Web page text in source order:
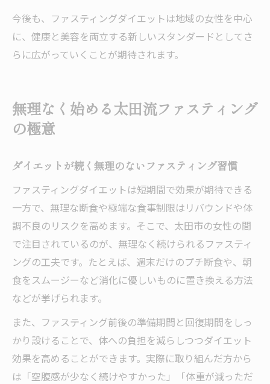
今後も、ファスティングダイエットは地域の女性を中心
に、健康と美容を両立する新しいスタンダードとしてさ
らに広がっていくことが期待されます。
無理なく始める太田流ファスティング
の極意
ダイエットが続く無理のないファスティング習慣
ファスティングダイエットは短期間で効果が期待できる
一方で、無理な断食や極端な食事制限はリバウンドや体
調不良のリスクを高めます。そこで、太田市の女性の間
で注目されているのが、無理なく続けられるファスティ
ングの工夫です。たとえば、週末だけのプチ断食や、朝
食をスムージーなど消化に優しいものに置き換える方法
などが挙げられます。
また、ファスティング前後の準備期間と回復期間をしっ
かり設けることで、体への負担を減らしつつダイエット
効果を高めることができます。実際に取り組んだ方から
は「空腹感が少なく続けやすかった」「体重が減っただ